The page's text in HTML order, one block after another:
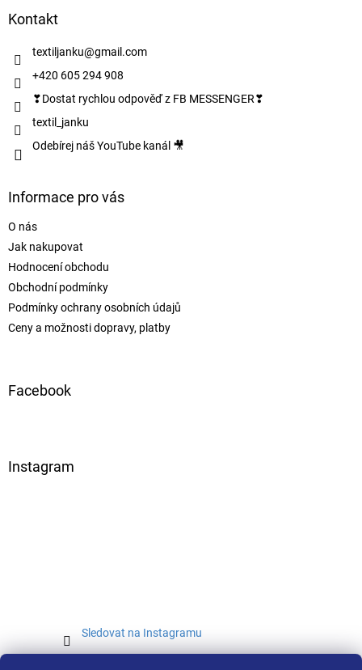
Kontakt
textiljanku@gmail.com
+420 605 294 908
❣Dostat rychlou odpověď z FB MESSENGER❣
textil_janku
Odebírej náš YouTube kanál 🎥
Informace pro vás
O nás
Jak nakupovat
Hodnocení obchodu
Obchodní podmínky
Podmínky ochrany osobních údajů
Ceny a možnosti dopravy, platby
Facebook
Instagram
Sledovat na Instagramu